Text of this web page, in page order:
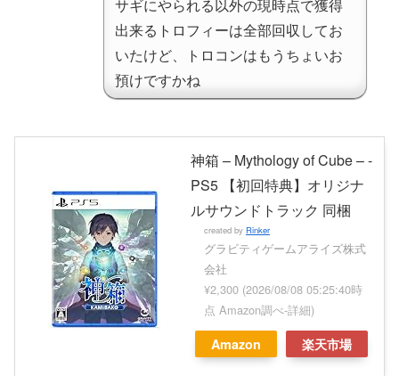
サギにやられる以外の現時点で獲得
出来るトロフィーは全部回収してお
いたけど、トロコンはもうちょいお
預けですかね
神箱 – Mythology of Cube – -
PS5 【初回特典】オリジナ
ルサウンドトラック 同梱
created by Rinker
グラビティゲームアライズ株式
会社
¥2,300 (2026/08/08 05:25:40時
点 Amazon調べ-詳細)
Amazon 楽天市場